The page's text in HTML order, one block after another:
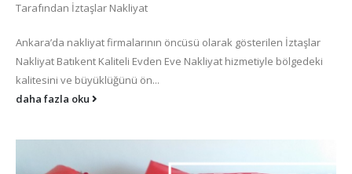
Tarafından İztaşlar Nakliyat
Ankara’da nakliyat firmalarının öncüsü olarak gösterilen İztaşlar
Nakliyat Batıkent Kaliteli Evden Eve Nakliyat hizmetiyle bölgedeki
kalitesini ve büyüklüğünü ön...
daha fazla oku